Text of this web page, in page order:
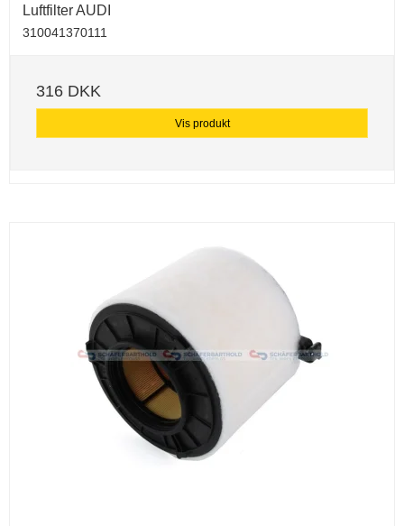
Luftfilter AUDI
310041370111
316 DKK
Vis produkt